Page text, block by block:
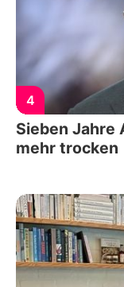
4
Sieben Jahre
mehr trocken